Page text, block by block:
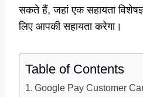
सकते हैं, जहां एक सहायता
लिए आपकी सहायता करेगा।
Table of Contents
Google Pay Customer